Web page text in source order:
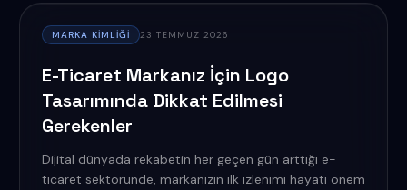
MARKA KIMLIĞI 23 TEMMUZ 2026
E-Ticaret Markanız İçin Logo
Tasarımında Dikkat Edilmesi
Gerekenler
Dijital dünyada rekabetin her geçen gün arttığı e-
ticaret sektöründe, markanızın ilk izlenimi hayati önem